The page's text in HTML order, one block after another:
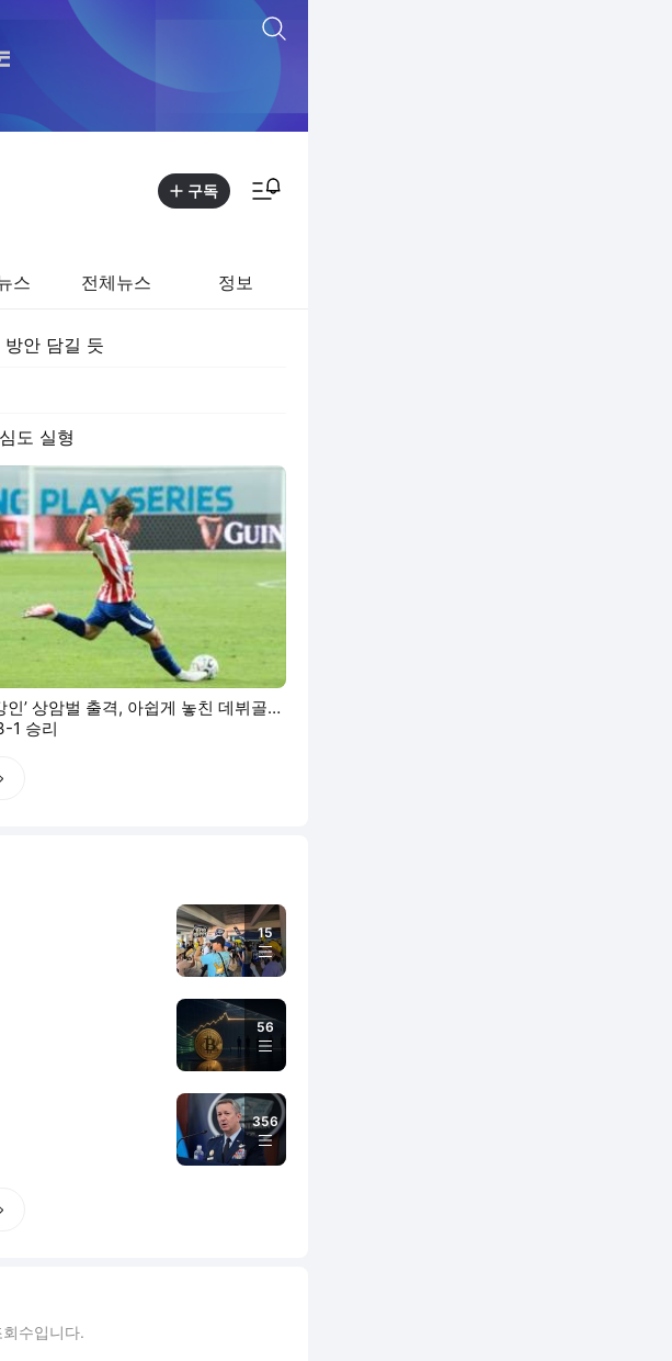
구독
스 전체뉴스 정보
안 담길 듯
도 실형
인’ 상암벌 출격, 아쉽게 놓친 데뷔골…
1 승리
15
56
356
수입니다.